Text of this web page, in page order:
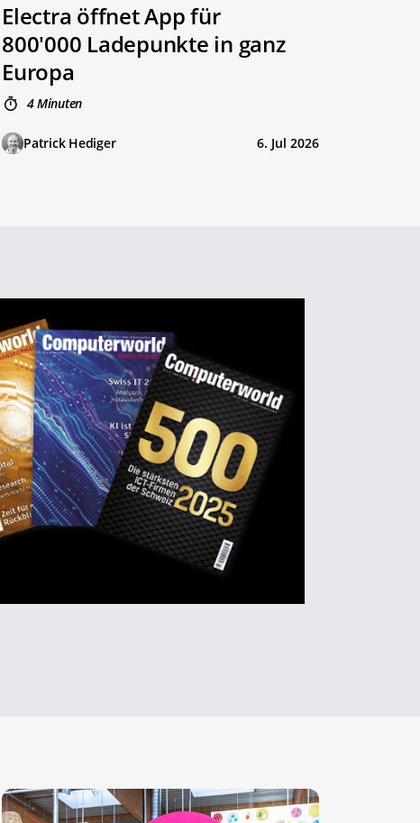
Electra öffnet App für
800'000 Ladepunkte in ganz
Europa
4 Minuten
Patrick Hediger 6. Jul 2026